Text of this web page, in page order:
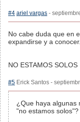
#4 ariel vargas -
No cabe duda que en
expandirse y a conocer.
NO ESTAMOS SOLOS
#5 Erick Santos -
¿Que haya algunas
"no estamos solos"?